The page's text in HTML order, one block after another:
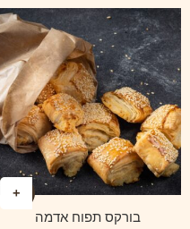
בורקס תפוח אדמה